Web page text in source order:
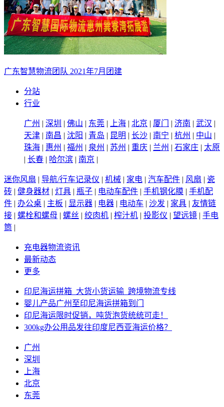
广东智慧物流团队 2021年7月团建
分站
行业
广州 | 深圳 | 佛山 | 东莞 | 上海 | 北京 | 厦门 | 济南 | 武汉 |
天津 | 南昌 | 沈阳 | 青岛 | 昆明 | 长沙 | 南宁 | 杭州 | 中山 |
珠海 | 惠州 | 福州 | 泉州 | 苏州 | 重庆 | 兰州 | 石家庄 | 太原
| 长春 | 哈尔滨 | 南京 |
迷你风扇 | 导航/行车记录仪 | 机械 | 家电 | 汽车配件 | 风扇 | 瓷
砖 | 健身器材 | 灯具 | 瓶子 | 电动车配件 | 手机钢化膜 | 手机配
件 | 办公桌 | 主板 | 显示器 | 电器 | 电动车 | 沙发 | 家具 | 友情链
接 | 螺栓和螺母 | 螺丝 | 绞肉机 | 榨汁机 | 投影仪 | 望远镜 | 手电
筒 |
充电器物流资讯
最新动态
更多
印尼海运拼箱_大货小货运输_跨境物流专线
婴儿产品广州至印尼海运拼箱到门
印尼海运限时促销，吨货泡货统统可走！
300kg办公用品发往印度尼西亚海运价格？
广州
深圳
上海
北京
东莞